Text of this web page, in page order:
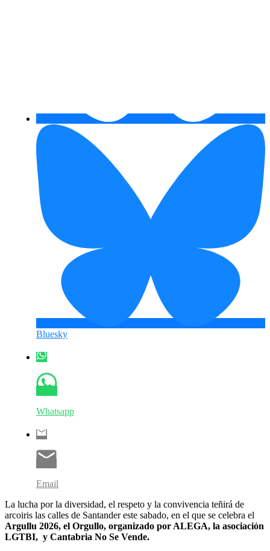
Bluesky
Whatsapp
Email
La lucha por la diversidad, el respeto y la convivencia teñirá de
arcoiris las calles de Santander este sabado, en el que se celebra el
Argullu 2026, el Orgullo, organizado por ALEGA, la asociación
LGTBI, y Cantabria No Se Vende.